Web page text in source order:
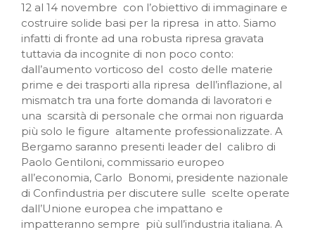
12 al 14 novembre con l’obiettivo di immaginare e
costruire solide basi per la ripresa in atto. Siamo
infatti di fronte ad una robusta ripresa gravata
tuttavia da incognite di non poco conto:
dall’aumento vorticoso del costo delle materie
prime e dei trasporti alla ripresa dell’inflazione, al
mismatch tra una forte domanda di lavoratori e
una scarsità di personale che ormai non riguarda
più solo le figure altamente professionalizzate. A
Bergamo saranno presenti leader del calibro di
Paolo Gentiloni, commissario europeo
all’economia, Carlo Bonomi, presidente nazionale
di Confindustria per discutere sulle scelte operate
dall’Unione europea che impattano e
impatteranno sempre più sull’industria italiana. A